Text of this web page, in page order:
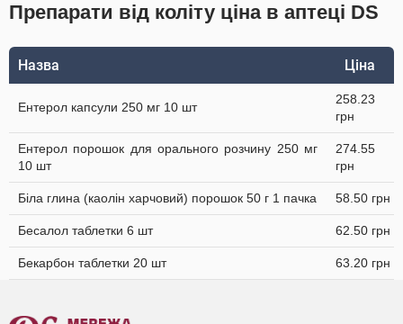
Препарати від коліту ціна в аптеці DS
Назва Ціна
Ентерол капсули 250 мг 10 шт
258.23
грн
Ентерол порошок для орального розчину 250 мг
10 шт
274.55
грн
Біла глина (каолін харчовий) порошок 50 г 1 пачка 58.50 грн
Бесалол таблетки 6 шт 62.50 грн
Бекарбон таблетки 20 шт 63.20 грн